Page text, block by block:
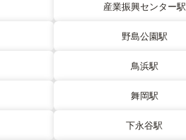
産業振興センター駅
野島公園駅
鳥浜駅
舞岡駅
下永谷駅